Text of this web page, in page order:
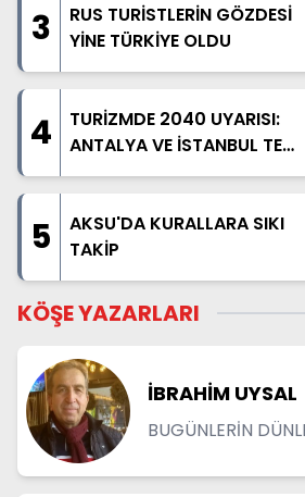
3
RUS TURİSTLERİN GÖZDESİ
YİNE TÜRKİYE OLDU
4
TURİZMDE 2040 UYARISI:
ANTALYA VE İSTANBUL TEK
BAŞINA YETMEZ
5
AKSU'DA KURALLARA SIKI
TAKİP
KÖŞE YAZARLARI
İBRAHİM UYSAL
BUGÜNLERİN